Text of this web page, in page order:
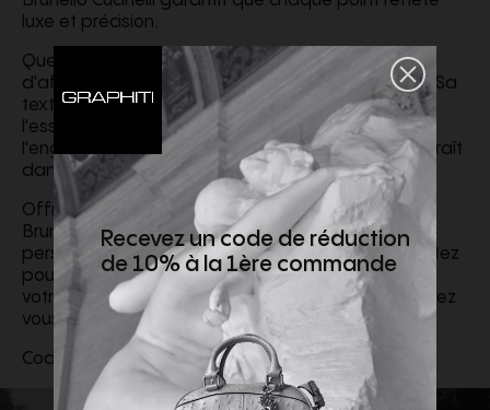
luxe et précision.
Que ce soit pour un mariage d'été ou une réunion
d'affaires, le costume croisé en lin fera sensation. Sa
texture riche et sa silhouette élégante incarnent
l'essence même de Brunello Cucinelli , dont
l'engagement envers la qualité et le style transparaît
dans chacune de ses créations.
Offrez-vous l'expérience luxueuse d'une création
Brunello Cucinelli . Ce costume sublime votre style
personnel et reflète votre mode de vie raffiné. Optez
pour le costume croisé en lin pour être au top de
votre élégance lors des occasions où vous souhaitez
vous sentir bien dans votre peau.
Code du concepteur : MZ412LDPH8C6183
Recevez un code de réduction
de 10% à la 1ère commande